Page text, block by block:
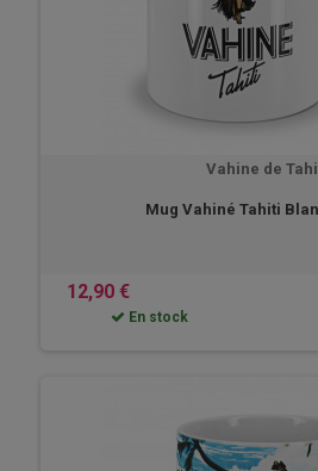
Vahine de
Mug Vahiné Tahiti
12,90 €
En stock